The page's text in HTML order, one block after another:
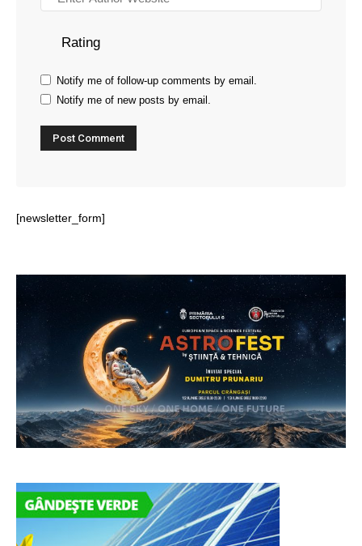
Rating
Notify me of follow-up comments by email.
Notify me of new posts by email.
[newsletter_form]